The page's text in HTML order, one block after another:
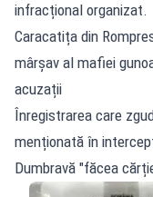
infracțional organizat.
Caracatița din
mârșav al mafiei
acuzații
Înregistrarea care
menționată în
Dumbravă "făcea